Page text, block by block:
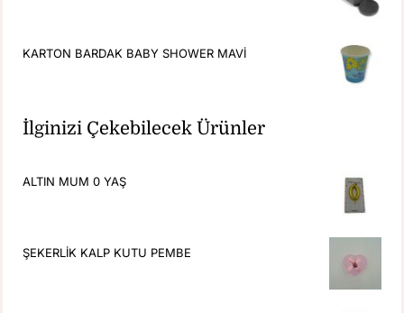
KARTON BARDAK BABY SHOWER MAVİ
İlginizi Çekebilecek Ürünler
ALTIN MUM 0 YAŞ
ŞEKERLİK KALP KUTU PEMBE